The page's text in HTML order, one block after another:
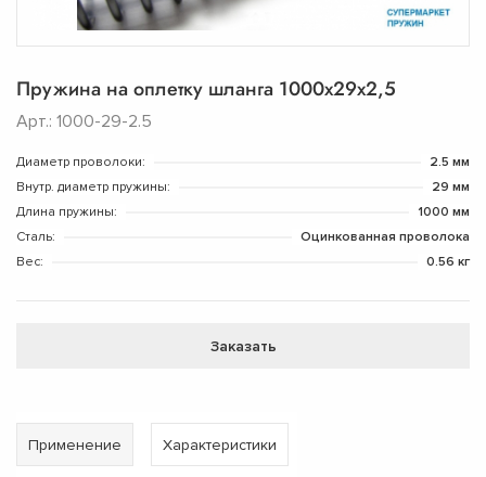
Пружина на оплетку шланга 1000х29х2,5
Арт.: 1000-29-2.5
Диаметр проволоки:
2.5 мм
Внутр. диаметр пружины:
29 мм
Длина пружины:
1000 мм
Сталь:
Оцинкованная проволока
Вес:
0.56 кг
Заказать
Применение Характеристики